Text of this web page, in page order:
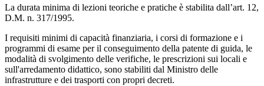
La durata minima di lezioni teoriche e pratiche è stabilita dall’art. 12,
D.M. n. 317/1995.
I requisiti minimi di capacità finanziaria, i corsi di formazione e i
programmi di esame per il conseguimento della patente di guida, le
modalità di svolgimento delle verifiche, le prescrizioni sui locali e
sull'arredamento didattico, sono stabiliti dal Ministro delle
infrastrutture e dei trasporti con propri decreti.